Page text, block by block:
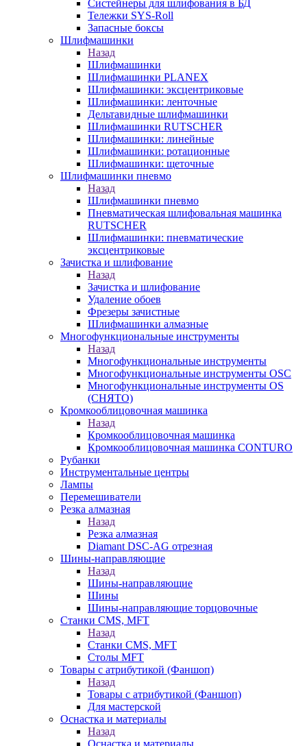
Систейнеры для шлифования в БД
Тележки SYS-Roll
Запасные боксы
Шлифмашинки
Назад
Шлифмашинки
Шлифмашинки PLANEX
Шлифмашинки: эксцентриковые
Шлифмашинки: ленточные
Дельтавидные шлифмашинки
Шлифмашинки RUTSCHER
Шлифмашинки: линейные
Шлифмашинки: ротационные
Шлифмашинки: щеточные
Шлифмашинки пневмо
Назад
Шлифмашинки пневмо
Пневматическая шлифовальная машинка
RUTSCHER
Шлифмашинки: пневматические
эксцентриковые
Зачистка и шлифование
Назад
Зачистка и шлифование
Удаление обоев
Фрезеры зачистные
Шлифмашинки алмазные
Многофункциональные инструменты
Назад
Многофункциональные инструменты
Многофункциональные инструменты OSC
Многофункциональные инструменты OS
(СНЯТО)
Кромкооблицовочная машинка
Назад
Кромкооблицовочная машинка
Кромкооблицовочная машинка CONTURO
Рубанки
Инструментальные центры
Лампы
Перемешиватели
Резка алмазная
Назад
Резка алмазная
Diamant DSC-AG отрезная
Шины-направляющие
Назад
Шины-направляющие
Шины
Шины-направляющие торцовочные
Станки CMS, MFT
Назад
Станки CMS, MFT
Столы MFT
Товары с атрибутикой (Фаншоп)
Назад
Товары с атрибутикой (Фаншоп)
Для мастерской
Оснастка и материалы
Назад
Оснастка и материалы